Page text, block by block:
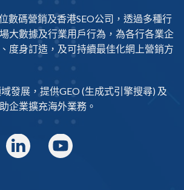
數碼營銷及香港SEO公司 ，透過多種行
大數據及行業用戶行為，為各行各業企
度身訂造，及可持續最佳化網上營銷方
發展，提供GEO(生成式引擎搜尋) 及
企業擴充海外業務。